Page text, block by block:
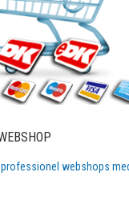
webshops